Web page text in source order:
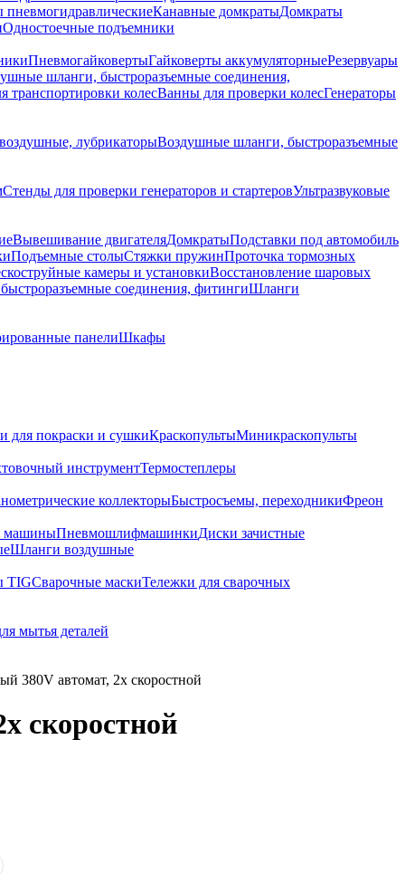
пневмогидравлическиеКанавные домкратыДомкраты
Одностоечные подъемники
ПневмогайковертыГайковерты аккумуляторныеРезервуары
шланги, быстроразъемные соединения,
транспортировки колесВанны для проверки колесГенераторы
лубрикаторыВоздушные шланги, быстроразъемные
Стенды для проверки генераторов и стартеровУльтразвуковые
Вывешивание двигателяДомкратыПодставки под автомобиль
Подъемные столыСтяжки пружинПроточка тормозных
камеры и установкиВосстановление шаровых
соединения, фитингиШланги
панелиШкафы
для покраски и сушкиКраскопультыМиникраскопульты
инструментТермостеплеры
коллекторыБыстросъемы, переходникиФреон
машиныПневмошлифмашинкиДиски зачистные
Шланги воздушные
TIGСварочные маскиТележки для сварочных
мытья деталей
380V автомат, 2х скоростной
скоростной